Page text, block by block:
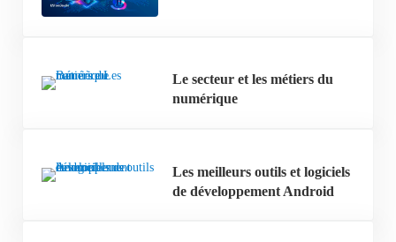
Le secteur et les métiers du
numérique
Les meilleurs outils et logiciels
de développement Android